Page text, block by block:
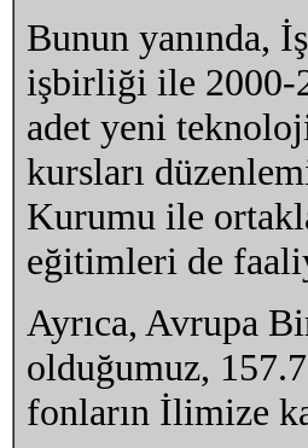
Bunun yanında,
işbirliği ile 2000-
adet yeni
kursları
Kurumu ile
eğitimleri de
Ayrıca, Avrupa
olduğumuz,
fonların İlimize